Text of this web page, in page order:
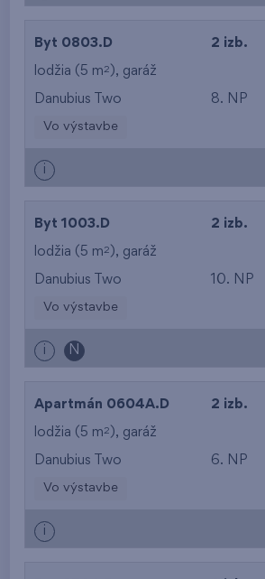
Byt 0803.D 2 izb.
lodžia (5 m2 ), garáž
Danubius Two 8. NP
Vo výstavbe
i
Byt 1003.D 2 izb.
lodžia (5 m2 ), garáž
Danubius Two 10. NP
Vo výstavbe
i N
Apartmán 0604A.D 2 izb.
lodžia (5 m2 ), garáž
Danubius Two 6. NP
Vo výstavbe
i